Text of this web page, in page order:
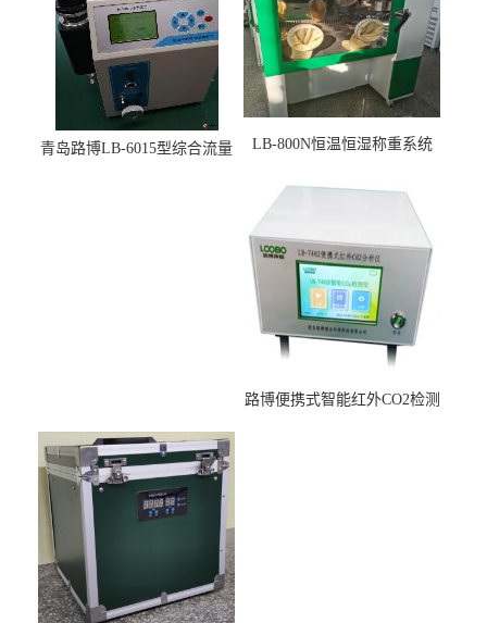
青岛路博LB-6015型综合流量
LB-800N恒温恒湿称重系统
路博便携式智能红外CO2检测